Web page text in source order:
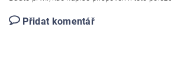
Přidat komentář